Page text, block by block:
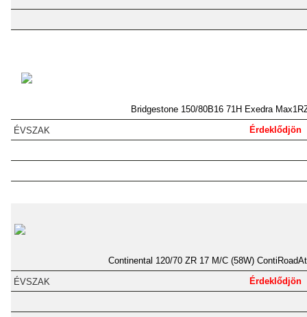
Bridgestone 150/80B16 71H Exedra
Érdeklődjön
Continental 120/70 ZR 17 M/C (58W)
Érdeklődjön